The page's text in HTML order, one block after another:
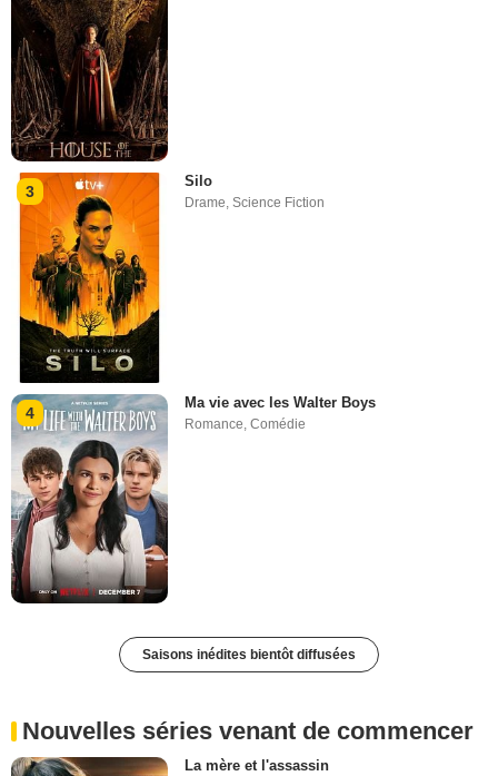
3
Silo
Drame,Science Fiction
4
Ma vie avec les Walter Boys
Romance ,Comédie
Saisons inédites bientôt diffusées
Nouvelles séries venant de commencer
La mère et l'assassin